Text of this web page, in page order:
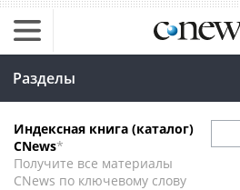
Разделы
Индексная книга (каталог)
CNews*
Получите все материалы
CNews по ключевому слову